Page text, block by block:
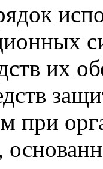
их
при